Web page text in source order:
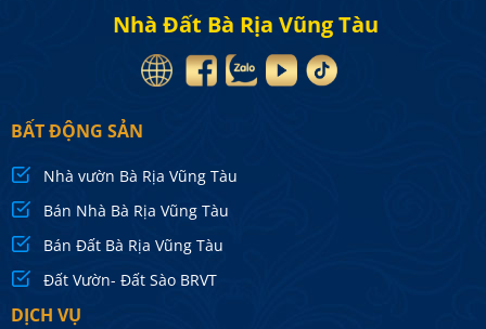
Nhà Đất Bà Rịa Vũng Tàu
BẤT ĐỘNG SẢN
Nhà vườn Bà Rịa Vũng Tàu
Bán Nhà Bà Rịa Vũng Tàu
Bán Đất Bà Rịa Vũng Tàu
Đất Vườn- Đất Sào BRVT
DỊCH VỤ